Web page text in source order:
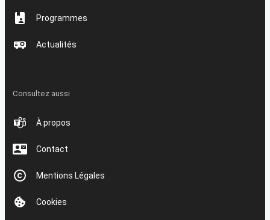
Programmes
Actualités
Consultez aussi
À propos
Contact
Mentions Légales
Cookies